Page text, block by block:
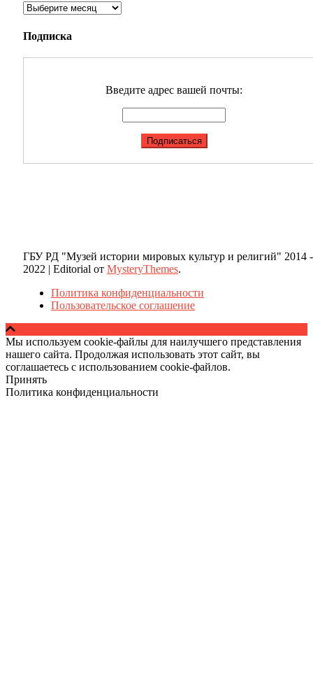
Архивы
Подписка
Введите адрес вашей почты:
ГБУ РД "Музей истории мировых культур и религий" 2014 -
2022 | Editorial от MysteryThemes.
Политика конфиденциальности
Пользовательское соглашение
Мы используем cookie-файлы для наилучшего представления
нашего сайта. Продолжая использовать этот сайт, вы
соглашаетесь с использованием cookie-файлов.
Принять
Политика конфиденциальности